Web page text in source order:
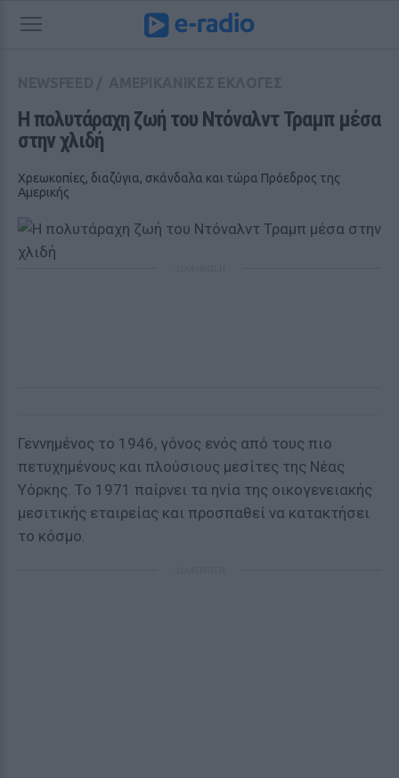
Η πολυτάραχη ζωή του Ντόναλντ Τραμπ μέσα
στην χλιδή
Χρεωκοπίες, διαζύγια, σκάνδαλα και τώρα Πρόεδρος της
Αμερικής
Γεννημένος το 1946, γόνος ενός από τους πιο
πετυχημένους και πλούσιους μεσίτες της Νέας
Υόρκης. Το 1971 παίρνει τα ηνία της οικογενειακής
μεσιτικής εταιρείας και προσπαθεί να κατακτήσει
το κόσμο.